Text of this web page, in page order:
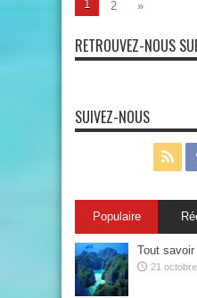
1 2 »
RETROUVEZ-NOUS
SUIVEZ-NOUS
Populaire
Tout
21